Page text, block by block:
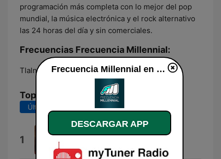
programación más completa con lo mejor del pop
mundial, la música electrónica y el rock alternativo
las 24 horas del día y sin comerciales.
Frecuencias Frecuencia Millennial:
Tlalnepantla: Online
Top Canciones
Últimos 7 días Últimos 30 días
1 Millennial Reign
Frecuencia Millennial en vivo
DESCARGAR APP